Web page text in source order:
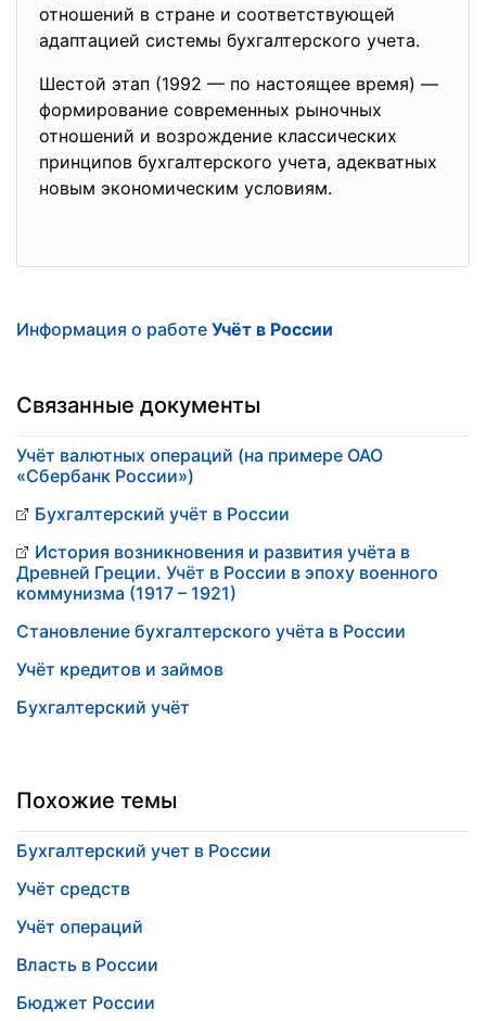
отношений в стране и соответствующей
адаптацией системы бухгалтерского учета.
Шестой этап (1992 — по настоящее время) —
формирование современных рыночных
отношений и возрождение классических
принципов бухгалтерского учета, адекватных
новым экономическим условиям.
Информация о работе Учёт в России
Связанные документы
Учёт валютных операций (на примере ОАО
«Сбербанк России»)
Бухгалтерский учёт в России
История возникновения и развития учёта в
Древней Греции. Учёт в России в эпоху военного
коммунизма (1917 – 1921)
Становление бухгалтерского учёта в России
Учёт кредитов и займов
Бухгалтерский учёт
Похожие темы
Бухгалтерский учет в России
Учёт средств
Учёт операций
Власть в России
Бюджет России